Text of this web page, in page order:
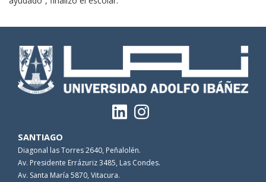
SANTIAGO
Diagonal las Torres 2640, Peñalolén.
Av. Presidente Errázuriz 3485, Las Condes.
Av. Santa María 5870, Vitacura.